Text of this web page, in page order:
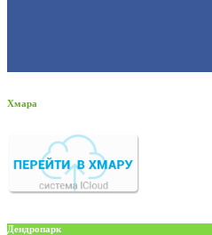
Хмара
Дендропарк